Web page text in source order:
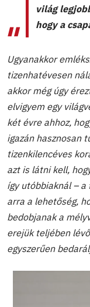
világ
hogy a
Ugyanakkor
tizenhatévesen
akkor még úgy
elvigyem egy
két évre ahhoz,
igazán hasznosan
tizenkilencéves
azt is látni kell,
így utóbbiaknál –
arra a lehetőség,
bedobjanak a
erejük teljében
egyszerűen